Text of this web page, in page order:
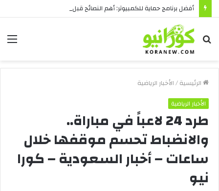
أفضل برنامج حماية للكمبيوتر: أهم النصائح قبل الشراء
بحث
عن
الرئيسية/الأخبار الرياضية
الأخبار الرياضية
طرد 24 لاعباً في مباراة..
والانضباط تحسم موقفها خلال
ساعات – أخبار السعودية – كورا
نيو